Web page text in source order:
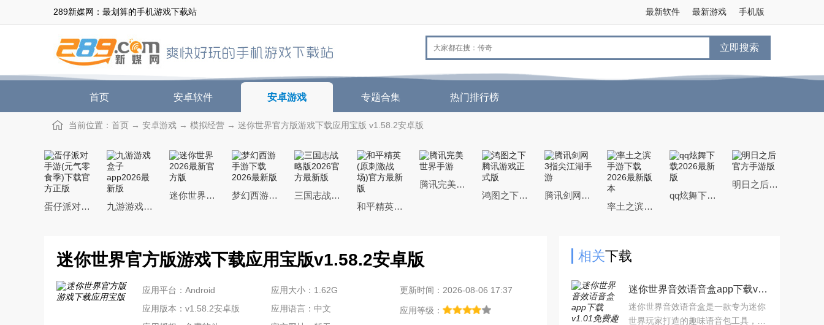
289新媒网：最划算的手机游戏下载站 手机版
最新游戏
最新软件
立即搜索
首页 安卓软件 安卓游戏 专题合集 热门排行榜
当前位置： 首页 → 安卓游戏 → 模拟经营 → 迷你世界官方版游戏下载应用宝版 v1.58.2安卓版
蛋仔派对手游(元气零食季)下载官方正版 九游游戏盒子app2026最新版
迷你世界2026最新官方版 梦幻西游手游下载2026最新版
三国志战略版2026官方最新版
和平精英(原刺激战场)官方最新版
腾讯完美世界手游
鸿图之下腾讯游戏正式版
腾讯剑网3指尖江湖手游
率土之滨手游下载2026最新版本
qq炫舞下载2026最新版
明日之后官方手游版
迷你世界官方版游戏下载应用宝版v1.58.2安卓版
应用平台：Android 应用大小：1.62G
更新时间：2026-08-06 17:37
应用版本：v1.58.2安卓版
应用语言：中文
应用等级：
相关下载
迷你世界音效语音盒app下载v1.01免费趣味语音包
迷你世界音效语音盒是一款专为迷你
世界玩家打造的趣味语音包工具，提